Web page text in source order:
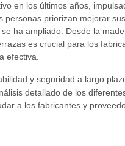
en los últimos años,
priorizan mejorar
ha ampliado. Desde la
es crucial para los
efectiva.
y seguridad a largo
detallado de los
a los fabricantes y